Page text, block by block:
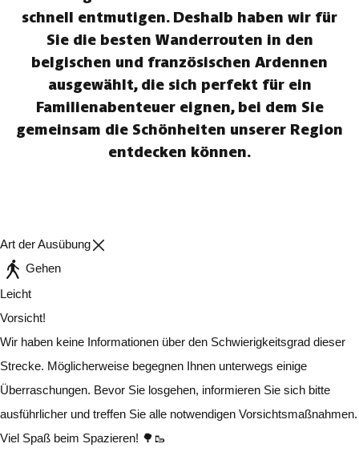
schnell entmutigen. Deshalb haben wir für
Sie die besten Wanderrouten in den
belgischen und französischen Ardennen
ausgewählt, die sich perfekt für ein
Familienabenteuer eignen, bei dem Sie
gemeinsam die Schönheiten unserer Region
entdecken können.
Art der Ausübung
Gehen
Leicht
Vorsicht!
Wir haben keine Informationen über den Schwierigkeitsgrad dieser
Strecke. Möglicherweise begegnen Ihnen unterwegs einige
Überraschungen. Bevor Sie losgehen, informieren Sie sich bitte
ausführlicher und treffen Sie alle notwendigen Vorsichtsmaßnahmen.
Viel Spaß beim Spazieren! 🌳🥾